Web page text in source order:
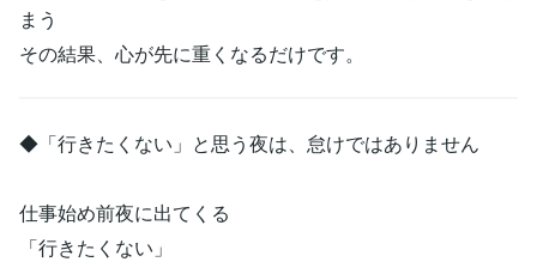
まう
その結果、心が先に重くなるだけです。
◆「行きたくない」と思う夜は、怠けではありません
仕事始め前夜に出てくる
「行きたくない」